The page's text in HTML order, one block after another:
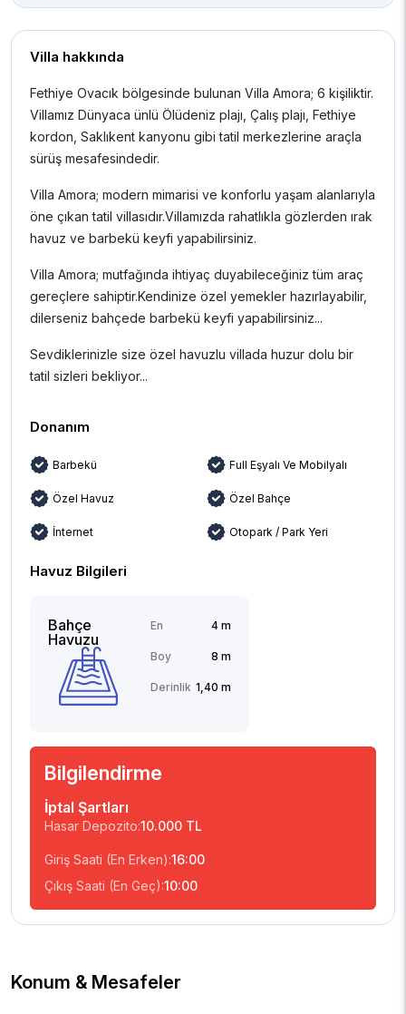
Villa hakkında
Fethiye Ovacık bölgesinde bulunan Villa Amora; 6 kişiliktir.
Villamız Dünyaca ünlü Ölüdeniz plajı, Çalış plajı, Fethiye
kordon, Saklıkent kanyonu gibi tatil merkezlerine araçla
sürüş mesafesindedir.
Villa Amora; modern mimarisi ve konforlu yaşam alanlarıyla
öne çıkan tatil villasıdır.Villamızda rahatlıkla gözlerden ırak
havuz ve barbekü keyfi yapabilirsiniz.
Villa Amora; mutfağında ihtiyaç duyabileceğiniz tüm araç
gereçlere sahiptir.Kendinize özel yemekler hazırlayabilir,
dilerseniz bahçede barbekü keyfi yapabilirsiniz...
Sevdiklerinizle size özel havuzlu villada huzur dolu bir
tatil sizleri bekliyor...
Donanım
Barbekü Full Eşyalı Ve Mobilyalı
Özel Havuz Özel Bahçe
İnternet Otopark / Park Yeri
Havuz Bilgileri
Bahçe
Havuzu
En 4 m
Boy 8 m
Derinlik 1,40 m
Bilgilendirme
İptal Şartları
Hasar Depozito:10.000 TL
Giriş Saati (En Erken):16:00
Çıkış Saati (En Geç):10:00
Konum & Mesafeler